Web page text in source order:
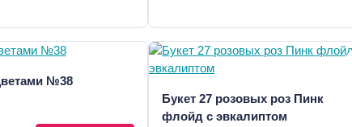
№38
Букет 27 розовых роз Пинк
флойд с эвкалиптом